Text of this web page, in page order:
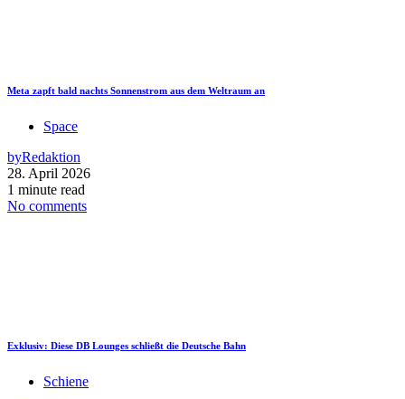
Meta zapft bald nachts Sonnenstrom aus dem Weltraum an
Space
byRedaktion
28. April 2026
1 minute read
No comments
Exklusiv: Diese DB Lounges schließt die Deutsche Bahn
Schiene